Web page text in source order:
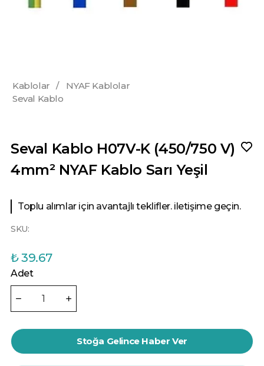
Kablolar /
NYAF Kablolar
Seval Kablo
Seval Kablo H07V-K (450/750 V)
4mm² NYAF Kablo Sarı Yeşil
Toplu alımlar için avantajlı teklifler. iletişime geçin.
SKU:
₺ 39.67
Adet
Stoğa Gelince Haber Ver